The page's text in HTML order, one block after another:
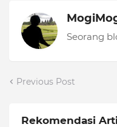
Seorang
Previous Post
Rekomendasi